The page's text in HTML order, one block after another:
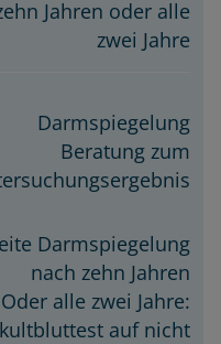
Jahren oder alle
zwei Jahre
Darmspiegelung
Beratung zum
Darmspiegelung
nach zehn Jahren
Oder alle zwei Jahre:
auf nicht